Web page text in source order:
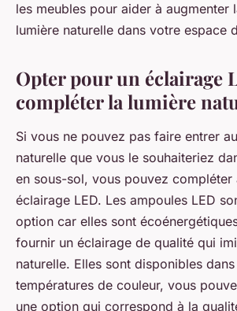
les meubles pour aider à augmenter
lumière naturelle dans votre espace
Opter pour un éclairage
compléter la lumière
Si vous ne pouvez pas faire entrer
naturelle que vous le souhaiteriez
en sous-sol, vous pouvez compléter
éclairage LED. Les ampoules LED
option car elles sont
fournir un éclairage de qualité qui
naturelle. Elles sont disponibles
températures de couleur, vous
une option qui correspond à la